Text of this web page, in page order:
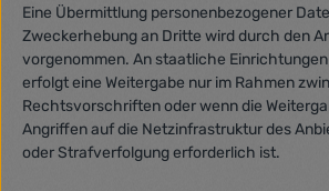
Eine Übermittlung personenbezogener
Zweckerhebung an Dritte wird durch den
vorgenommen. An staatliche
erfolgt eine Weitergabe nur im Rahmen
Rechtsvorschriften oder wenn die
Angriffen auf die Netzinfrastruktur des
oder Strafverfolgung erforderlich ist.